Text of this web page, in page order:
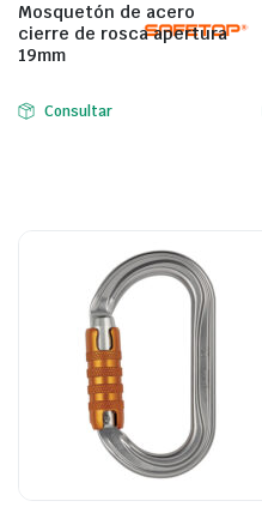
Mosquetón de acero
cierre de rosca apertura
19mm
Consultar